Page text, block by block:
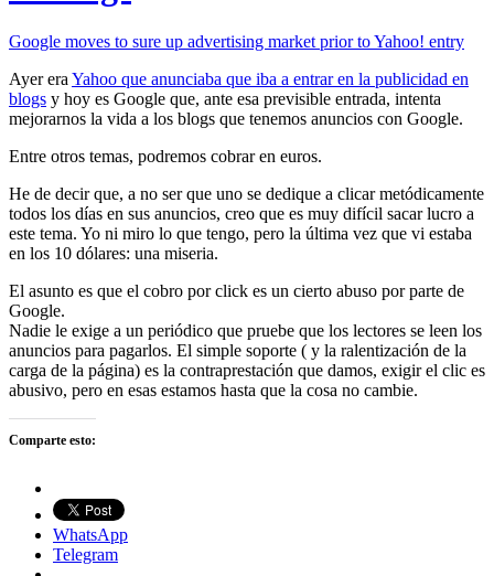
Google moves to sure up advertising market prior to Yahoo! entry
Ayer era Yahoo que anunciaba que iba a entrar en la publicidad en
blogs y hoy es Google que, ante esa previsible entrada, intenta
mejorarnos la vida a los blogs que tenemos anuncios con Google.
Entre otros temas, podremos cobrar en euros.
He de decir que, a no ser que uno se dedique a clicar metódicamente
todos los días en sus anuncios, creo que es muy difícil sacar lucro a
este tema. Yo ni miro lo que tengo, pero la última vez que vi estaba
en los 10 dólares: una miseria.
El asunto es que el cobro por click es un cierto abuso por parte de
Google.
Nadie le exige a un periódico que pruebe que los lectores se leen los
anuncios para pagarlos. El simple soporte ( y la ralentización de la
carga de la página) es la contraprestación que damos, exigir el clic es
abusivo, pero en esas estamos hasta que la cosa no cambie.
Comparte esto:
WhatsApp
Telegram